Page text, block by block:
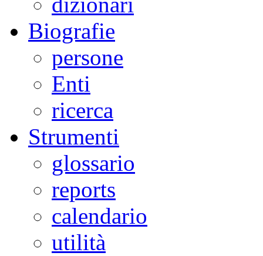
Biografie
persone
Enti
ricerca
Strumenti
glossario
reports
calendario
utilità